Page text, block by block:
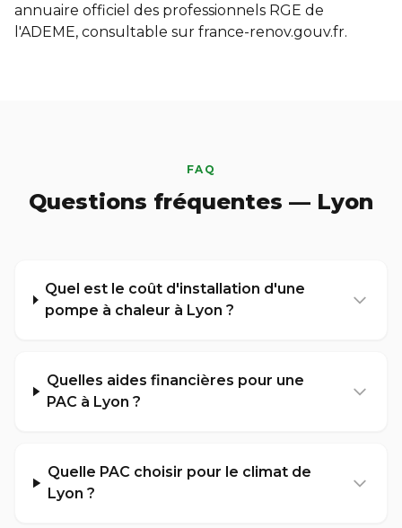
annuaire officiel des professionnels RGE de
l'ADEME, consultable sur france-renov.gouv.fr.
FAQ
Questions fréquentes — Lyon
Quel est le coût d'installation d'une
pompe à chaleur à Lyon ?
Quelles aides financières pour une
PAC à Lyon ?
Quelle PAC choisir pour le climat de
Lyon ?